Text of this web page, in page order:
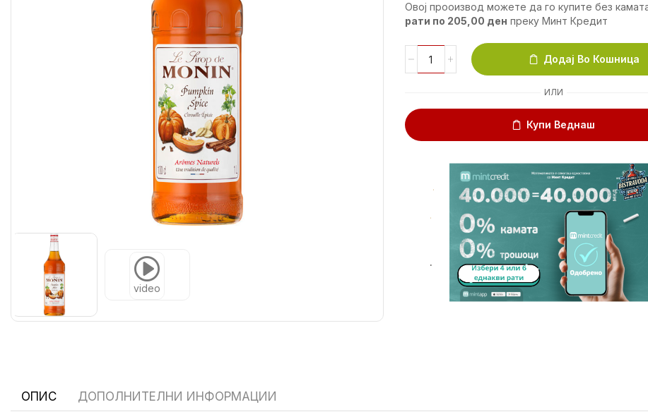
video
Овој прооизвод можете да го купите без
рати по 205,00 ден преку Минт Кредит
Додај Во Кошница
ИЛИ
Купи Веднаш
.
.
.
ОПИС ДОПОЛНИТЕЛНИ ИНФОРМАЦИИ